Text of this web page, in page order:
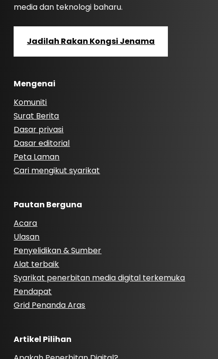
media dan teknologi baharu.
Jadilah Rakan Kongsi Jenama
Mengenai
Komuniti
Surat Berita
Dasar privasi
Dasar editorial
Peta Laman
Cari mengikut syarikat
Pautan Berguna
Acara
Ulasan
Penyelidikan & Sumber
Alat terbaik
Syarikat penerbitan media digital terkemuka
Pendapat
Grid Penanda Aras
Artikel Pilihan